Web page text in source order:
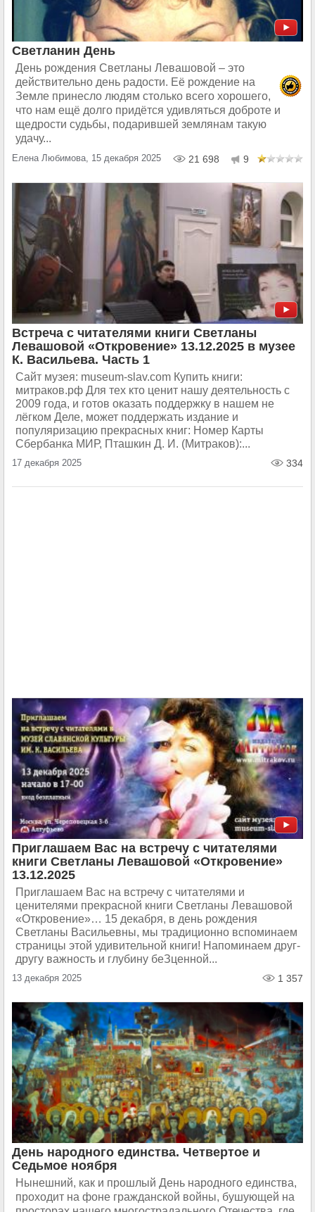
Светланин День
День рождения Светланы Левашовой – это
действительно день радости. Её рождение на
Земле принесло людям столько всего хорошего,
что нам ещё долго придётся удивляться доброте и
щедрости судьбы, подарившей землянам такую
удачу...
Елена Любимова, 15 декабря 2025 21 698 9
Встреча с читателями книги Светланы
Левашовой «Откровение» 13.12.2025 в музее
К. Васильева. Часть 1
Сайт музея: museum-slav.com Купить книги:
митраков.рф Для тех кто ценит нашу деятельность с
2009 года, и готов оказать поддержку в нашем не
лёгком Деле, может поддержать издание и
популяризацию прекрасных книг: Номер Карты
Сбербанка МИР, Пташкин Д. И. (Митраков):...
17 декабря 2025 334
Приглашаем Вас на встречу с читателями
книги Светланы Левашовой «Откровение»
13.12.2025
Приглашаем Вас на встречу с читателями и
ценителями прекрасной книги Светланы Левашовой
«Откровение»… 15 декабря, в день рождения
Светланы Васильевны, мы традиционно вспоминаем
страницы этой удивительной книги! Напоминаем друг-
другу важность и глубину беЗценной...
13 декабря 2025 1 357
День народного единства. Четвертое и
Седьмое ноября
Нынешний, как и прошлый День народного единства,
проходит на фоне гражданской войны, бушующей на